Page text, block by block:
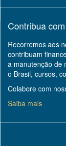
Contribua
Recorremos aos
contribuam
a manutenção de
o Brasil, cursos,
Colabore com
Saiba mais